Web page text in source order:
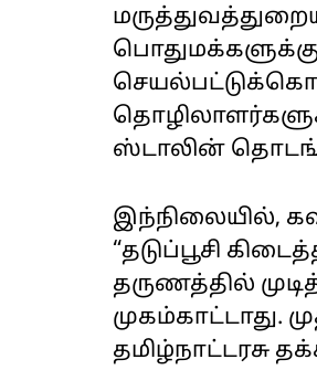
பொதுமக்களுக்கு
ஸ்டாலின்
இந்நிலையில்,
“தடுப்பூசி
தருணத்தில்
முகம்காட்டாது.
தமிழ்நாட்டரசு